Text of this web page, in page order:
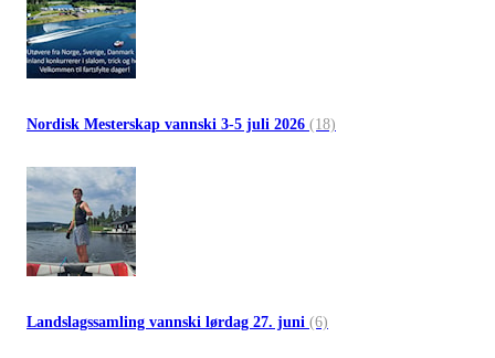
Nordisk Mesterskap vannski 3-5 juli 2026 (18)
Landslagssamling vannski lørdag 27. juni (6)